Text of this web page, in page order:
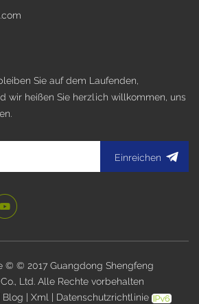
Sie auf dem Laufenden,
wir heißen Sie herzlich willkommen, uns
Einreichen
© © 2017 Guangdong Shengfeng
Ltd. Alle Rechte vorbehalten
Blog Xml| Datenschutzrichtlinie